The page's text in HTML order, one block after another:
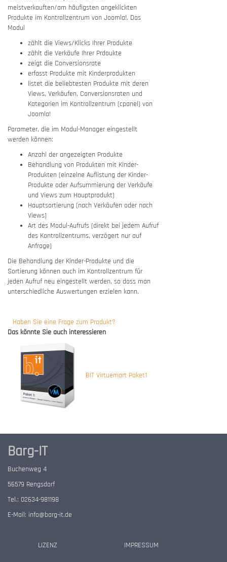
meistverkauften/am häufigsten angeklickten
Produkte im Kontrollzentrum von Joomla!. Das
Modul
zählt die Views/Klicks Ihrer Produkte
zählt die Verkäufe Ihrer Prdoukte
zeigt die Conversionsrate
erfasst Produkte mit Kinderprodukten
listet die beliebtesten Produkte mit deren
Views, Verkäufen, Conversionsraten und
Kategorien im Kontrollzentrum (cpanel) von
Joomla!
Parameter, die im Modul-Manager eingestellt
werden können:
Anzahl der angezeigten Produkte
Behandlung von Produkten mit Kinder-
Produkten (einzelne Auflistung der Kinder-
Produkte oder Aufsummierung der Verkäufe
und Views zum Hauptprodukt)
Hauptsortierung (nach Verkäufen oder nach
Views)
Art des Modul-Aufrufs (direkt bei jedem Aufruf
des Kontrollzentrums, verzögert nur auf
Anfrage)
Die Behandlung der Kinder-Produkte und die
Sortierung können auch im Kontrollzentrum für
jeden Aufruf neu eingestellt werden, so dass man
unterschiedliche Auswertungen erzielen kann.
Haben Sie eine Frage zum Produkt?
Das könnte Sie auch interessieren
BIT Virtuemart Paket1
Barg-IT
Buchenweg 4
56579 Rengsdorf
Tel.: 02634-981198
E-Mail: info@barg-it.de
LIZENZ IMPRESSUM